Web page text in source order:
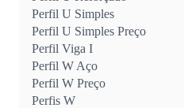
Perfil U Simples
Perfil U Simples Preço
Perfil Viga I
Perfil W Aço
Perfil W Preço
Perfis W